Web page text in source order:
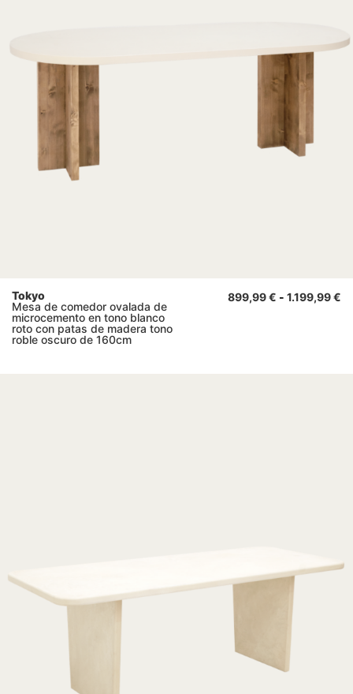
Tokyo
Mesa de comedor ovalada de
microcemento en tono blanco
roto con patas de madera tono
roble oscuro de 160cm
899,99€ - 1.199,99€